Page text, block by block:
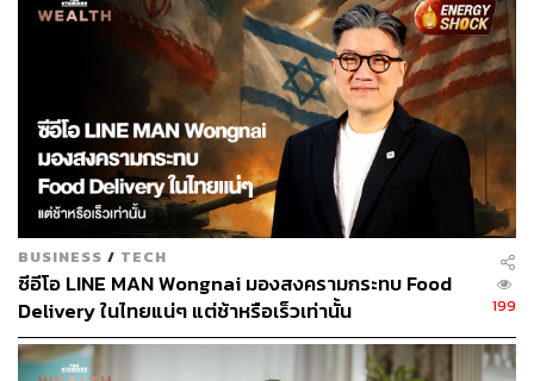
พิสูจน์อักษร: พรนภัส ชำนาญค้า
Food Delivery GET ธุรกิจส่งอาหาร
263
BUSINESS / TECH
ซีอีโอ LINE MAN Wongnai มองสงครามกระทบ Food
Delivery ในไทยแน่ๆ แต่ช้าหรือเร็วเท่านั้น
199